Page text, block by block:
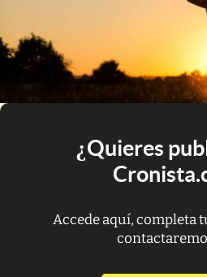
¿Quieres
Accede aquí, completa